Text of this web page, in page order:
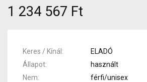
1 234 567 Ft
Keres / Kínál
ELADÓ
Állapot
használt
Nem
férfi/unisex